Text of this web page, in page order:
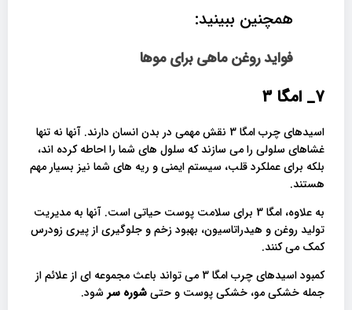
همچنین ببینید:
فواید روغن ماهی برای موها
7_ امگا 3
اسیدهای چرب امگا 3 نقش مهمی در بدن انسان دارند. آنها نه تنها
غشاهای سلولی را می سازند که سلول های شما را احاطه کرده اند،
بلکه برای عملکرد قلب، سیستم ایمنی و ریه های شما نیز بسیار مهم
هستند.
به علاوه، امگا 3 برای سلامت پوست حیاتی است. آنها به مدیریت
تولید روغن و هیدراتاسیون، بهبود زخم و جلوگیری از پیری زودرس
کمک می کنند.
کمبود اسیدهای چرب امگا 3 می تواند باعث مجموعه ای از علائم از
جمله خشکی مو، خشکی پوست و حتیشوره سرشود.